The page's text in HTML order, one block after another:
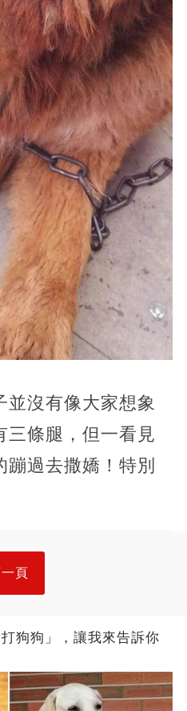
並沒有像大家想象
三條腿，但一看見
過去撒嬌！特別
頁
狗狗」，讓我來告訴你